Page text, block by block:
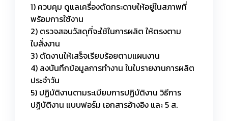
1) ควบคุม ดูแลเครื่องตัดกระดาษให้อยู่ในสภาพที่
พร้อมการใช้งาน
2) ตรวจสอบวัสดุที่จะใช้ในการผลิต ให้ตรงตาม
ใบสั่งงาน
3) ตัดงานให้เสร็จเรียบร้อยตามแผนงาน
4) ลงบันทึกข้อมูลการทำงาน ในใบรายงานการผลิต
ประจำวัน
5) ปฏิบัติงานตามระเบียบการปฏิบัติงาน วิธีการ
ปฏิบัติงาน แบบฟอร์ม เอกสารอ้างอิง และ 5 ส.